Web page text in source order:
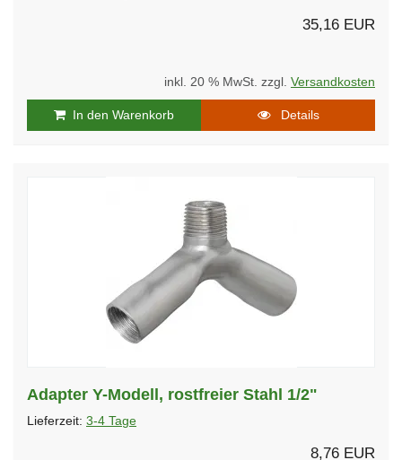
35,16 EUR
inkl. 20 % MwSt. zzgl. Versandkosten
In den Warenkorb Details
Adapter Y-Modell, rostfreier Stahl 1/2"
Lieferzeit: 3-4 Tage
8,76 EUR